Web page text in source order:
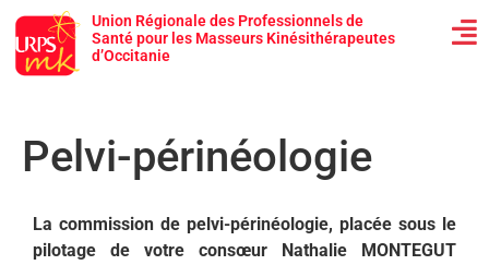
Union Régionale des Professionnels de
Santé pour les Masseurs Kinésithérapeutes
d’Occitanie
Pelvi-périnéologie
La commission de pelvi-périnéologie, placée sous le
pilotage de votre consœur Nathalie MONTEGUT